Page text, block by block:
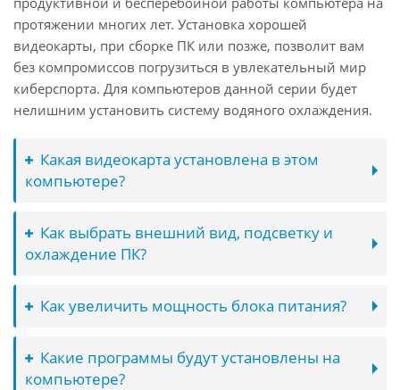
протяжении многих лет. Установка хорошей
видеокарты, при сборке ПК или позже, позволит вам
без компромиссов погрузиться в увлекательный мир
киберспорта. Для компьютеров данной серии будет
нелишним установить систему водяного охлаждения.
Какая видеокарта установлена в этом
компьютере?
Как выбрать внешний вид, подсветку и
охлаждение ПК?
Как увеличить мощность блока питания?
Какие программы будут установлены на
компьютере?